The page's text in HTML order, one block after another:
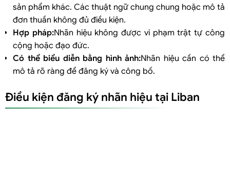
sản phẩm khác. Các thuật ngữ chung chung hoặc mô tả
đơn thuần không đủ điều kiện.
Hợp pháp:Nhãn hiệu không được vi phạm trật tự công
cộng hoặc đạo đức.
Có thể biểu diễn bằng hình ảnh:Nhãn hiệu cần có thể
mô tả rõ ràng để đăng ký và công bố.
Điều kiện đăng ký nhãn hiệu tại Liban